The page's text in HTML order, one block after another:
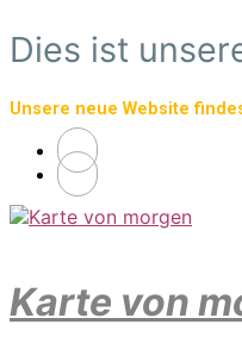
Zum
Hauptinhalt
Dies ist
Unsere neue Website
Karte von